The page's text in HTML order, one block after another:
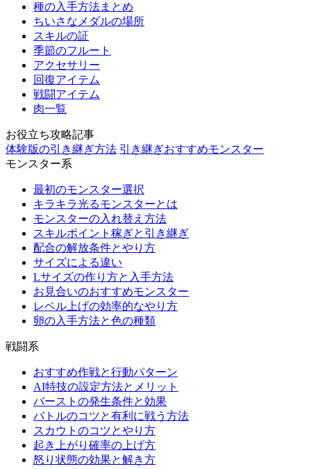
種の入手方法まとめ
ちいさなメダルの場所
スキルの証
季節のフルート
アクセサリー
回復アイテム
戦闘アイテム
肉一覧
お役立ち攻略記事
体験版の引き継ぎ方法 引き継ぎおすすめモンスター
モンスター系
最初のモンスター選択
キラキラ光るモンスターとは
モンスターの入れ替え方法
スキルポイント稼ぎと引き継ぎ
配合の解放条件とやり方
サイズによる違い
Lサイズの作り方と入手方法
お見合いのおすすめモンスター
レベル上げの効率的なやり方
卵の入手方法と色の種類
戦闘系
おすすめ作戦と行動パターン
AI特技の設定方法とメリット
バーストの発生条件と効果
バトルのコツと有利に戦う方法
スカウトのコツとやり方
起き上がり確率の上げ方
怒り状態の効果と解き方